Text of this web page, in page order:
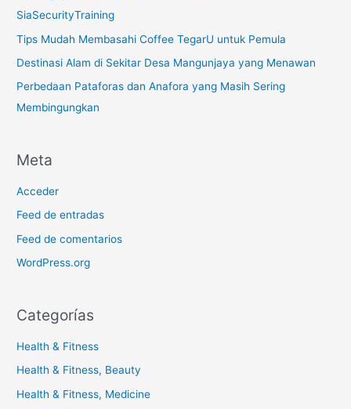
SiaSecurityTraining
Tips Mudah Membasahi Coffee TegarU untuk Pemula
Destinasi Alam di Sekitar Desa Mangunjaya yang Menawan
Perbedaan Pataforas dan Anafora yang Masih Sering
Membingungkan
Meta
Acceder
Feed de entradas
Feed de comentarios
WordPress.org
Categorías
Health & Fitness
Health & Fitness, Beauty
Health & Fitness, Medicine